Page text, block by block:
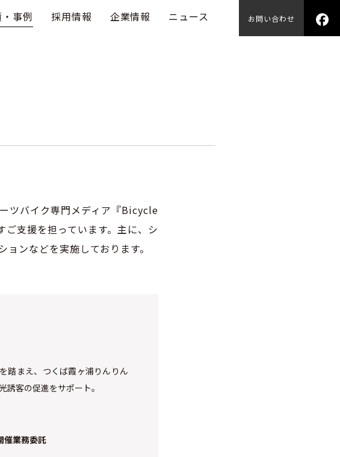
事例 採用情報 企業情報 ニュース お問い合わせ
ツバイク専門メディア『Bicycle
支援を担っています。主に、シ
ンなどを実施しております。
踏まえ、つくば霞ヶ浦りんりん
客の促進をサポート。
催業務委託